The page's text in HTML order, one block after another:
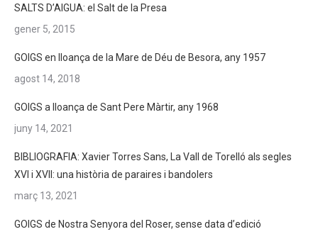
SALTS D’AIGUA: el Salt de la Presa
gener 5, 2015
GOIGS en lloança de la Mare de Déu de Besora, any 1957
agost 14, 2018
GOIGS a lloança de Sant Pere Màrtir, any 1968
juny 14, 2021
BIBLIOGRAFIA: Xavier Torres Sans, La Vall de Torelló als segles
XVI i XVII: una història de paraires i bandolers
març 13, 2021
GOIGS de Nostra Senyora del Roser, sense data d’edició